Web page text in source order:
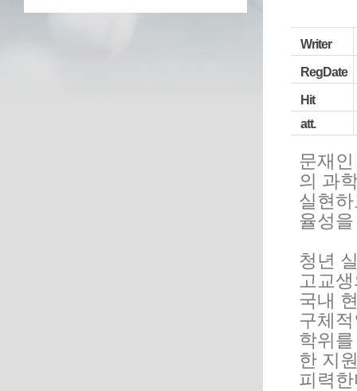
Writer
RegDate
Hit
att.
문재
의 과
실현하
율성
청년
고교
국내
구체
학위
한 지
피력